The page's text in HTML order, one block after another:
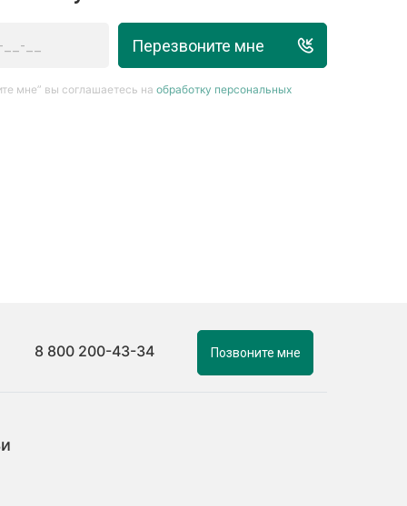
Перезвоните мне
мне” вы соглашаетесь на обработку персональных
8 800 200-43-34 Позвоните мне